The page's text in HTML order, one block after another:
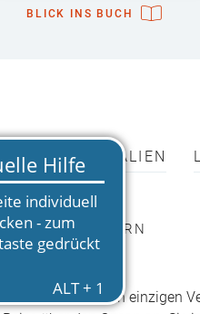
BLICK INS BUCH
KINDER« STERN
dass sie zu ihren einzigen